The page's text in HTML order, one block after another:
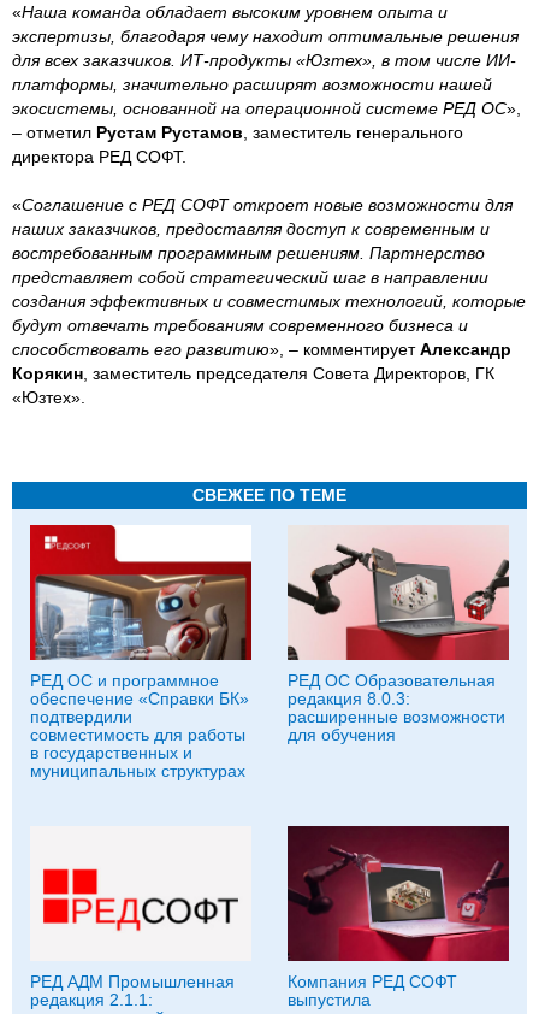
«Наша команда обладает высоким уровнем опыта и
экспертизы, благодаря чему находит оптимальные решения
для всех заказчиков. ИТ-продукты «Юзтех», в том числе ИИ-
платформы, значительно расширят возможности нашей
экосистемы, основанной на операционной системе РЕД ОС»,
– отметил Рустам Рустамов , заместитель генерального
директора РЕД СОФТ.
«Соглашение с РЕД СОФТ откроет новые возможности для
наших заказчиков, предоставляя доступ к современным и
востребованным программным решениям. Партнерство
представляет собой стратегический шаг в направлении
создания эффективных и совместимых технологий, которые
будут отвечать требованиям современного бизнеса и
способствовать его развитию», – комментируетАлександр
Корякин , заместитель председателя Совета Директоров, ГК
«Юзтех».
СВЕЖЕЕ ПО ТЕМЕ
РЕД ОС и программное
обеспечение «Справки БК»
подтвердили
совместимость для работы
в государственных и
муниципальных структурах
РЕД ОС Образовательная
редакция 8.0.3:
расширенные возможности
для обучения
РЕД АДМ Промышленная
редакция 2.1.1:
Компания РЕД СОФТ
выпустила